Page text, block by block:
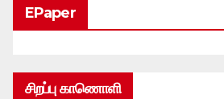
EPaper
சிறப்பு காணொளி